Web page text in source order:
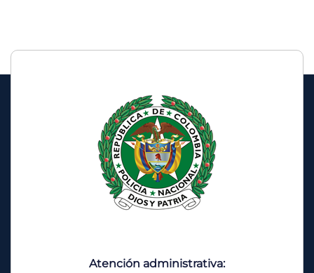
Atención administrativa: